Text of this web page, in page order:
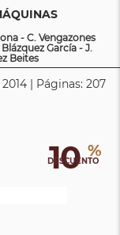
- C. Vengazones
García - J.
Beites
| Páginas: 207
10 %
DESCUENTO